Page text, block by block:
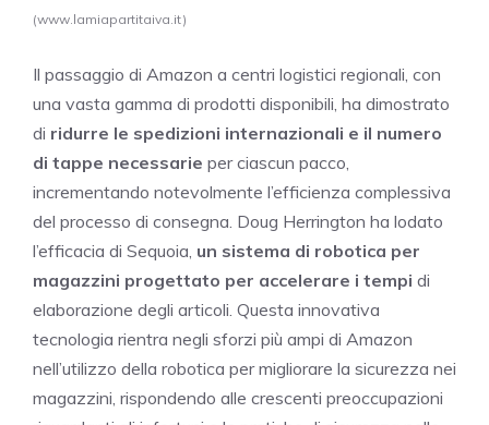
(www.lamiapartitaiva.it)
Il passaggio di Amazon a centri logistici regionali, con
una vasta gamma di prodotti disponibili, ha dimostrato
di ridurre le spedizioni internazionali e il numero
di tappe necessarie per ciascun pacco,
incrementando notevolmente l’efficienza complessiva
del processo di consegna. Doug Herrington ha lodato
l’efficacia di Sequoia, un sistema di robotica per
magazzini progettato per accelerare i tempi di
elaborazione degli articoli. Questa innovativa
tecnologia rientra negli sforzi più ampi di Amazon
nell’utilizzo della robotica per migliorare la sicurezza nei
magazzini, rispondendo alle crescenti preoccupazioni